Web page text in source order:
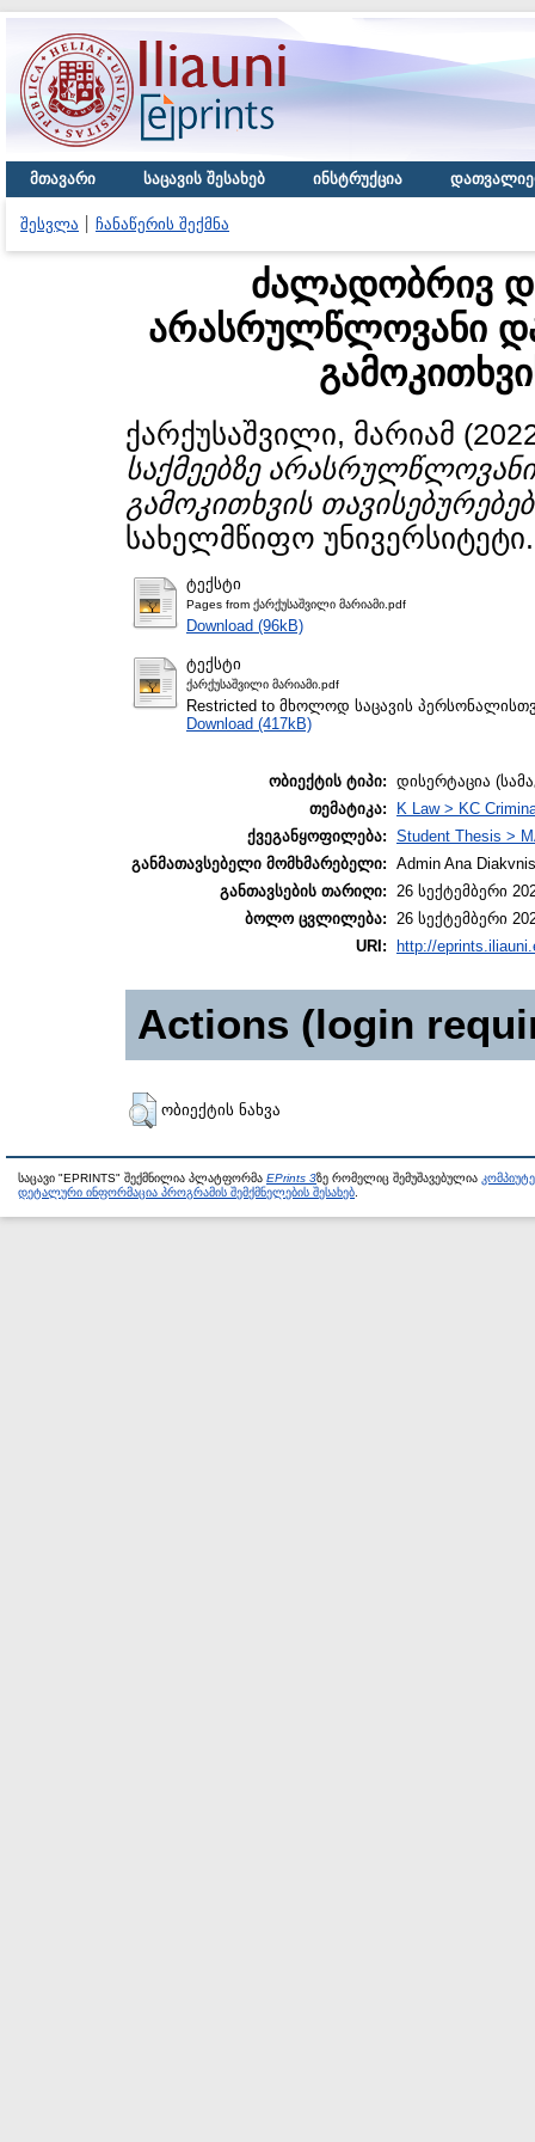
მთავარი საცავის შესახებ ინსტრუქცია
შესვლა ჩანაწერის შექმნა
ძალადობრივ
არასრულწლოვანი
ქარქუსაშვილი, მარიამ
საქმეებზე
გამოკითხვის
სახელმწიფო უნივერსიტეტი.
ტექსტი
Pages from ქარქუსაშვილი მარიამი.pdf
Download (96kB)
ტექსტი
ქარქუსაშვილი მარიამი.pdf
Restricted to მხოლოდ საცავის
Download (417kB)
ობიექტის ტიპი: დისერტაცია
თემატიკა:
K Law > KC
ქვეგანყოფილება: Student Thesis >
განმათავსებელი მომხმარებელი: Admin Ana
განთავსების თარიღი: 26 სექტემბერი
ბოლო ცვლილება: 26 სექტემბერი
URI:
http://
Actions (login
ობიექტის ნახვა
საცავი "EPRINTS" შექმნილია პლატფორმა EPrints 3ზე რომელიც შემუშავებულია
დეტალური ინფორმაცია პროგრამის შემქმნელების შესახებ.